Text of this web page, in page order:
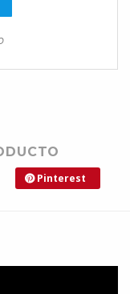
Pinterest